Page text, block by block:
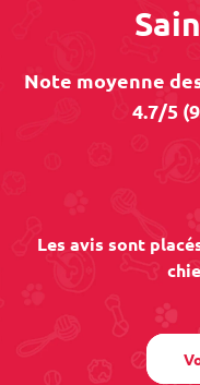
Note moyenne
4.7/5
Les avis sont